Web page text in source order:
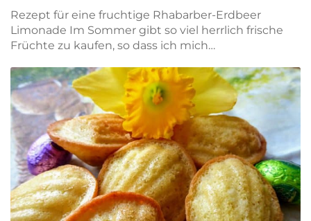
Rezept für eine fruchtige Rhabarber-Erdbeer
Limonade Im Sommer gibt so viel herrlich frische
Früchte zu kaufen, so dass ich mich…